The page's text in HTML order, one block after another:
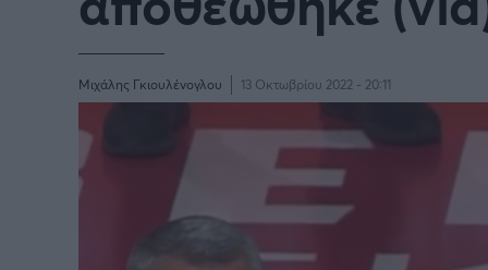
Μιχάλης Γκιουλένογλου 13 Οκτωβρίου 2022 - 20:11